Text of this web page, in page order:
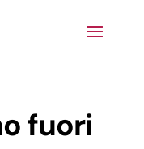
fuori